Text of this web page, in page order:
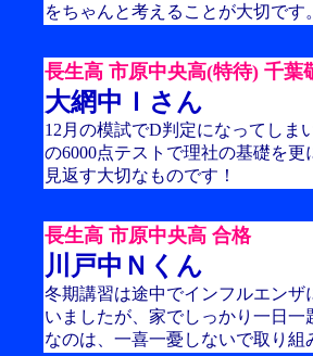
をちゃんと考えることが大切です。
長生高 市原中央高(特待) 千葉
大網中Ｉさん
12月の模試でD判定になってしま
の6000点テストで理社の基礎を
見返す大切なものです！
長生高 市原中央高 合格
川戸中Ｎくん
冬期講習は途中でインフルエン
いましたが、家でしっかり一日
なのは、一喜一憂しないで取り組